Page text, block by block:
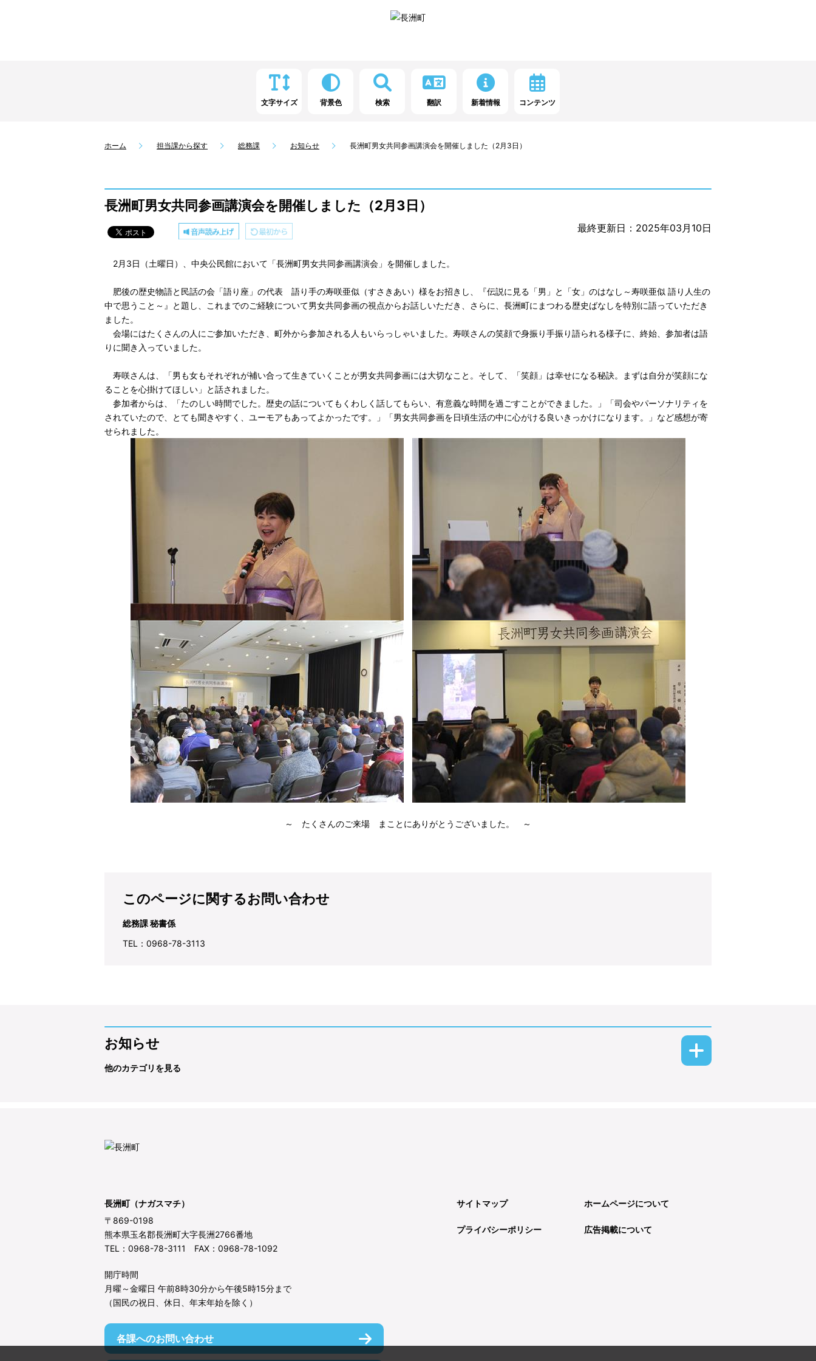
文字サイズ 背景色 検索 翻訳 新着情報 コンテンツ
ホーム 担当課から探す 総務課 お知らせ 長洲町男女共同参画講演会を開催しました（2月3日）
長洲町男女共同参画講演会を開催しました（2月3日）
最終更新日：2025年03月10日
2月3日（土曜日）、中央公民館において「長洲町男女共同参画講演会」を開催しました。
肥後の歴史物語と民話の会「語り座」の代表 語り手の寿咲亜似（すさきあい）様をお招きし、『伝説に見る「男」と「女」のはなし～寿咲亜似 語り人生の
中で思うこと～』と題し、これまでのご経験について男女共同参画の視点からお話しいただき、さらに、長洲町にまつわる歴史ばなしを特別に語っていただき
ました。
会場にはたくさんの人にご参加いただき、町外から参加される人もいらっしゃいました。寿咲さんの笑顔で身振り手振り語られる様子に、終始、参加者は語
りに聞き入っていました。
寿咲さんは、「男も女もそれぞれが補い合って生きていくことが男女共同参画には大切なこと。そして、「笑顔」は幸せになる秘訣。まずは自分が笑顔にな
ることを心掛けてほしい」と話されました。
参加者からは、「たのしい時間でした。歴史の話についてもくわしく話してもらい、有意義な時間を過ごすことができました。」「司会やパーソナリティを
されていたので、とても聞きやすく、ユーモアもあってよかったです。」「男女共同参画を日頃生活の中に心がける良いきっかけになります。」など感想が寄
せられました。
～ たくさんのご来場 まことにありがとうございました。 ～
このページに関するお問い合わせ
総務課 秘書係
TEL：0968-78-3113
お知らせ
他のカテゴリを見る
長洲町（ナガスマチ）
〒869-0198
熊本県玉名郡長洲町大字長洲2766番地
TEL：0968-78-3111 FAX：0968-78-1092
開庁時間
月曜～金曜日 午前8時30分から午後5時15分まで
（国民の祝日、休日、年末年始を除く）
各課へのお問い合わせ
サイトマップ ホームページについて
プライバシーポリシー 広告掲載について